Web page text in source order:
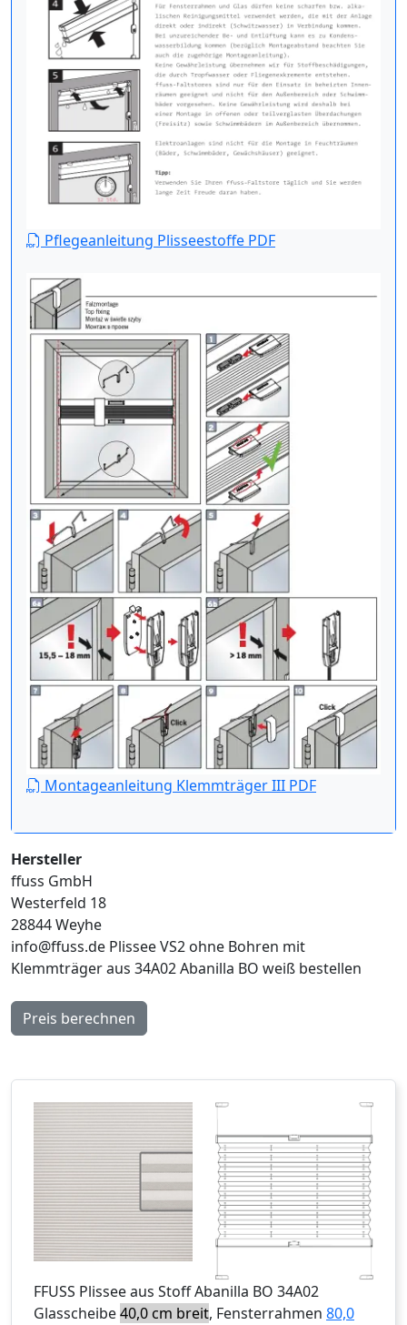
Pflegeanleitung Plisseestoffe PDF
Montageanleitung Klemmträger III PDF
Hersteller
ffuss GmbH
Westerfeld 18
28844 Weyhe
info@ffuss.de Plissee VS2 ohne Bohren mit
Klemmträger aus 34A02 Abanilla BO weiß bestellen
Preis berechnen
FFUSS Plissee aus Stoff Abanilla BO 34A02
Glasscheibe40,0 cm breit, Fensterrahmen 80,0